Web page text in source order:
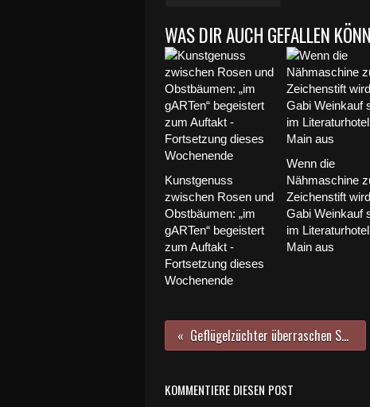
WAS DIR AUCH GEFALLEN
Kunstgenuss
zwischen Rosen und
Obstbäumen: „im
gARTen“ begeistert
zum Auftakt -
Fortsetzung dieses
Wochenende
Wenn die
Nähmaschine
Zeichenstift
Gabi Weinkauf
im
Main aus
Geflügelzüchter überraschen Sankt Martins-Kinder mit Ostergeschenken
KOMMENTIERE DIESEN POST